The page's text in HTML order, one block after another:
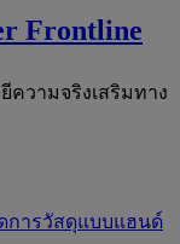
Frontline
วามจริงเสริมทาง
การวัสดุแบบแฮนด์